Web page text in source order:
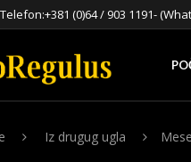
+381 (0)64 / 903 1191-
Iz drugug ugla